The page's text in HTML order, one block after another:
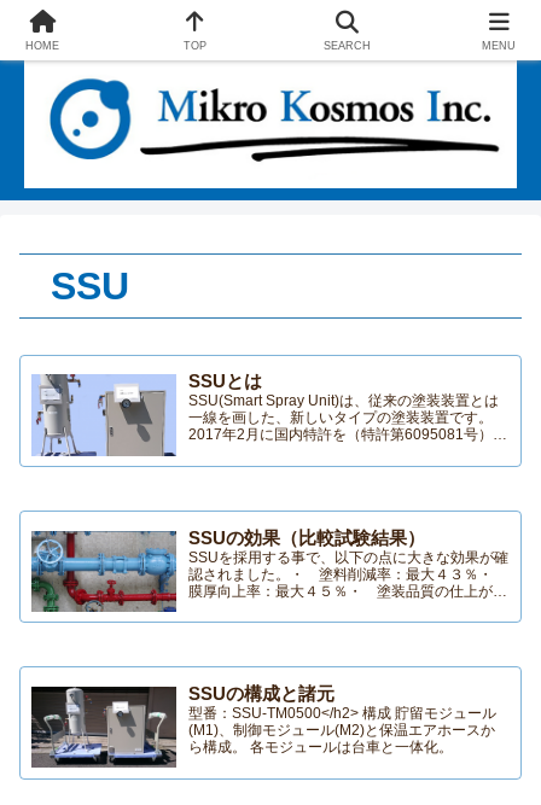
エコファインとSSUで社会に貢献する企業
SSU
SSUとは
SSU(Smart Spray Unit)は、従来の塗装装置とは
一線を画した、新しいタイプの塗装装置です。
2017年2月に国内特許を（特許第6095081号）を
SSUは、経済産業省「平成25年度補正予算 中小
SSUの効果（比較試験結果）
SSUを採用する事で、以下の点に大きな効果が確
認されました。・ 塗料削減率：最大４３％・
膜厚向上率：最大４５％・ 塗装品質の仕上がり
SSUの構成と諸元
型番：SSU-TM0500</h2> 構成 貯留モジュール
(M1)、制御モジュール(M2)と保温エアホースか
ら構成。 各モジュールは台車と一体化。
HOME TOP SEARCH MENU